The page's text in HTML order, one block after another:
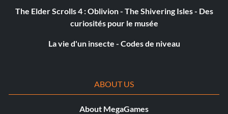
The Elder Scrolls 4 : Oblivion - The Shivering Isles - Des
curiosités pour le musée
La vie d'un insecte - Codes de niveau
ABOUT US
About MegaGames